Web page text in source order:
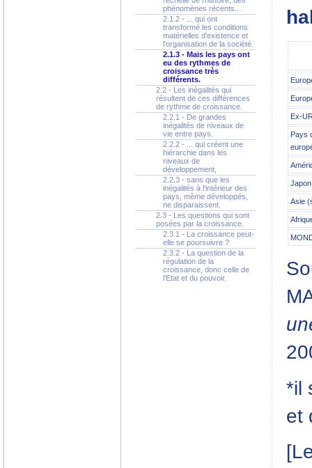
phénomènes récents...
2.1.2 - ... qui ont
transformé les conditions
matérielles d'existence et
l'organisation de la société.
2.1.3 - Mais les pays ont
eu des rythmes de
croissance très
différents.
2.2 - Les inégalités qui
résultent de ces différences
de rythme de croissance.
2.2.1 - De grandes
inégalités de niveaux de
vie entre pays.
2.2.2 - ... qui créent une
hiérarchie dans les
niveaux de
développement,
2.2.3 - sans que les
inégalités à l'intérieur des
pays, même développés,
ne disparaissent.
2.3 - Les questions qui sont
posées par la croissance.
2.3.1 - La croissance peut-
elle se poursuivre ?
2.3.2 - La question de la
régulation de la
croissance, donc celle de
l'Etat et du pouvoir.
Ex-
Pays
Japon
Asie
*il
et